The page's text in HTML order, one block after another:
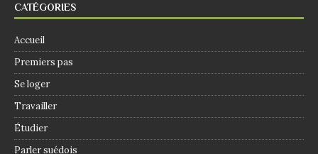
CATÉGORIES
Accueil
Premiers pas
Se loger
Travailler
Étudier
Parler suédois